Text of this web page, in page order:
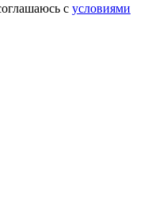
с условиями